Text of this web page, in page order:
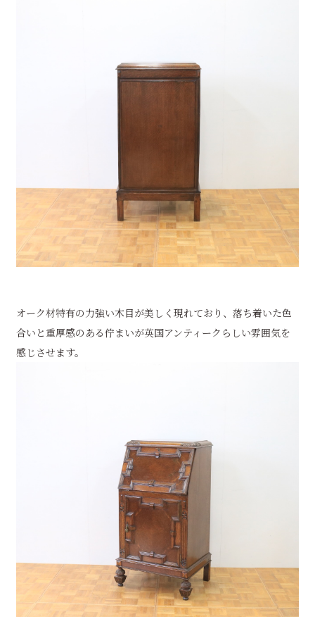
オーク材特有の力強い木目が美しく現れており、落ち着いた色
合いと重厚感のある佇まいが英国アンティークらしい雰囲気を
感じさせます。